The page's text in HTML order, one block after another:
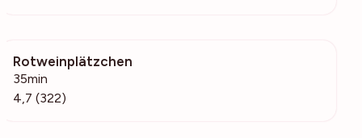
Rotweinplätzchen
35min
4,7 (322)